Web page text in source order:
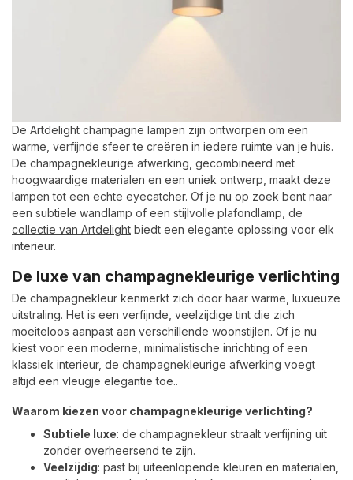
De Artdelight champagne lampen zijn ontworpen om een
warme, verfijnde sfeer te creëren in iedere ruimte van je huis.
De champagnekleurige afwerking, gecombineerd met
hoogwaardige materialen en een uniek ontwerp, maakt deze
lampen tot een echte eyecatcher. Of je nu op zoek bent naar
een subtiele wandlamp of een stijlvolle plafondlamp, de
collectie van Artdelight biedt een elegante oplossing voor elk
interieur.
De luxe van champagnekleurige verlichting
De champagnekleur kenmerkt zich door haar warme, luxueuze
uitstraling. Het is een verfijnde, veelzijdige tint die zich
moeiteloos aanpast aan verschillende woonstijlen. Of je nu
kiest voor een moderne, minimalistische inrichting of een
klassiek interieur, de champagnekleurige afwerking voegt
altijd een vleugje elegantie toe..
Waarom kiezen voor champagnekleurige verlichting?
Subtiele luxe: de champagnekleur straalt verfijning uit
zonder overheersend te zijn.
Veelzijdig: past bij uiteenlopende kleuren en materialen,